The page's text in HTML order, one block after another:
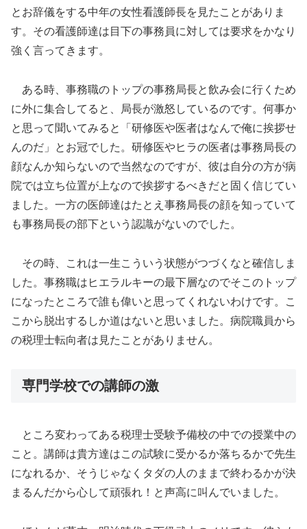
とお辞儀をする中年の女性看護師長を見たことがありま
す。その看護師達は目下の事務員に対しては要求をかなり
強く言ってきます。
ある時、事務職のトップの事務局長と飲み会に行くため
に外に集合してると、局長が激怒しているのです。何事か
と思って聞いてみると「研修医や医者はなんで俺に挨拶せ
んのだ」とお冠でした。研修医やヒラの医者は事務局長の
顔なんか知らないので当然なのですが、彼は自分の方が病
院では立ち位置が上なので挨拶するべきだと固く信じてい
ました。一方の医師達はたとえ事務局長の顔を知っていて
も事務局長の部下という認識がないのでした。
その時、これは一生こういう状態がつづくなと確信しま
した。事務職はヒエラルキーの最下層なのでそこのトップ
になったところで誰も偉いと思ってくれないわけです。こ
こから脱出するしか道はないと思いました。病院職員から
の税理士転向者は見たことがありません。
専門学校での講師の激
ところ変わってある税理士受験予備校の中での授業中の
こと。講師は貴方達はこの試験に受かるか落ちるかで先生
になれるか、そうじゃなくタダの人のままで終わるかが決
まるんだから心して頑張れ！と声高に叫んでいました。